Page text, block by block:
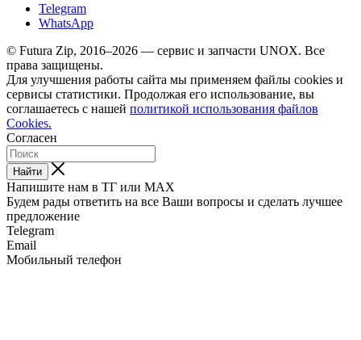
Telegram
WhatsApp
© Futura Zip, 2016–2026 — сервис и запчасти UNOX. Все
права защищены.
Для улучшения работы сайта мы применяем файлы cookies и
сервисы статистики. Продолжая его использование, вы
соглашаетесь с нашей политикой использования файлов
Cookies.
Согласен
Найти
Напишите нам в ТГ или MAX
Будем рады ответить на все Ваши вопросы и сделать лучшее
предложение
Telegram
Email
Мобильный телефон